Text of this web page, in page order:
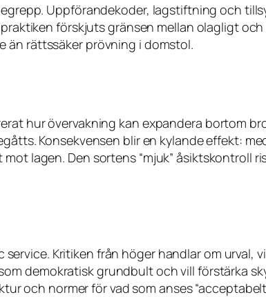
Uppförandekoder, lagstiftning och
förskjuts gränsen mellan olagligt
än rättssäker prövning i domstol.
hur övervakning kan expandera bortom
Konsekvensen blir en kylande effekt:
lagen. Den sortens “mjuk” åsiktskontroll
Kritiken från höger handlar om urval,
demokratisk grundbult och vill förstärka
och normer för vad som anses